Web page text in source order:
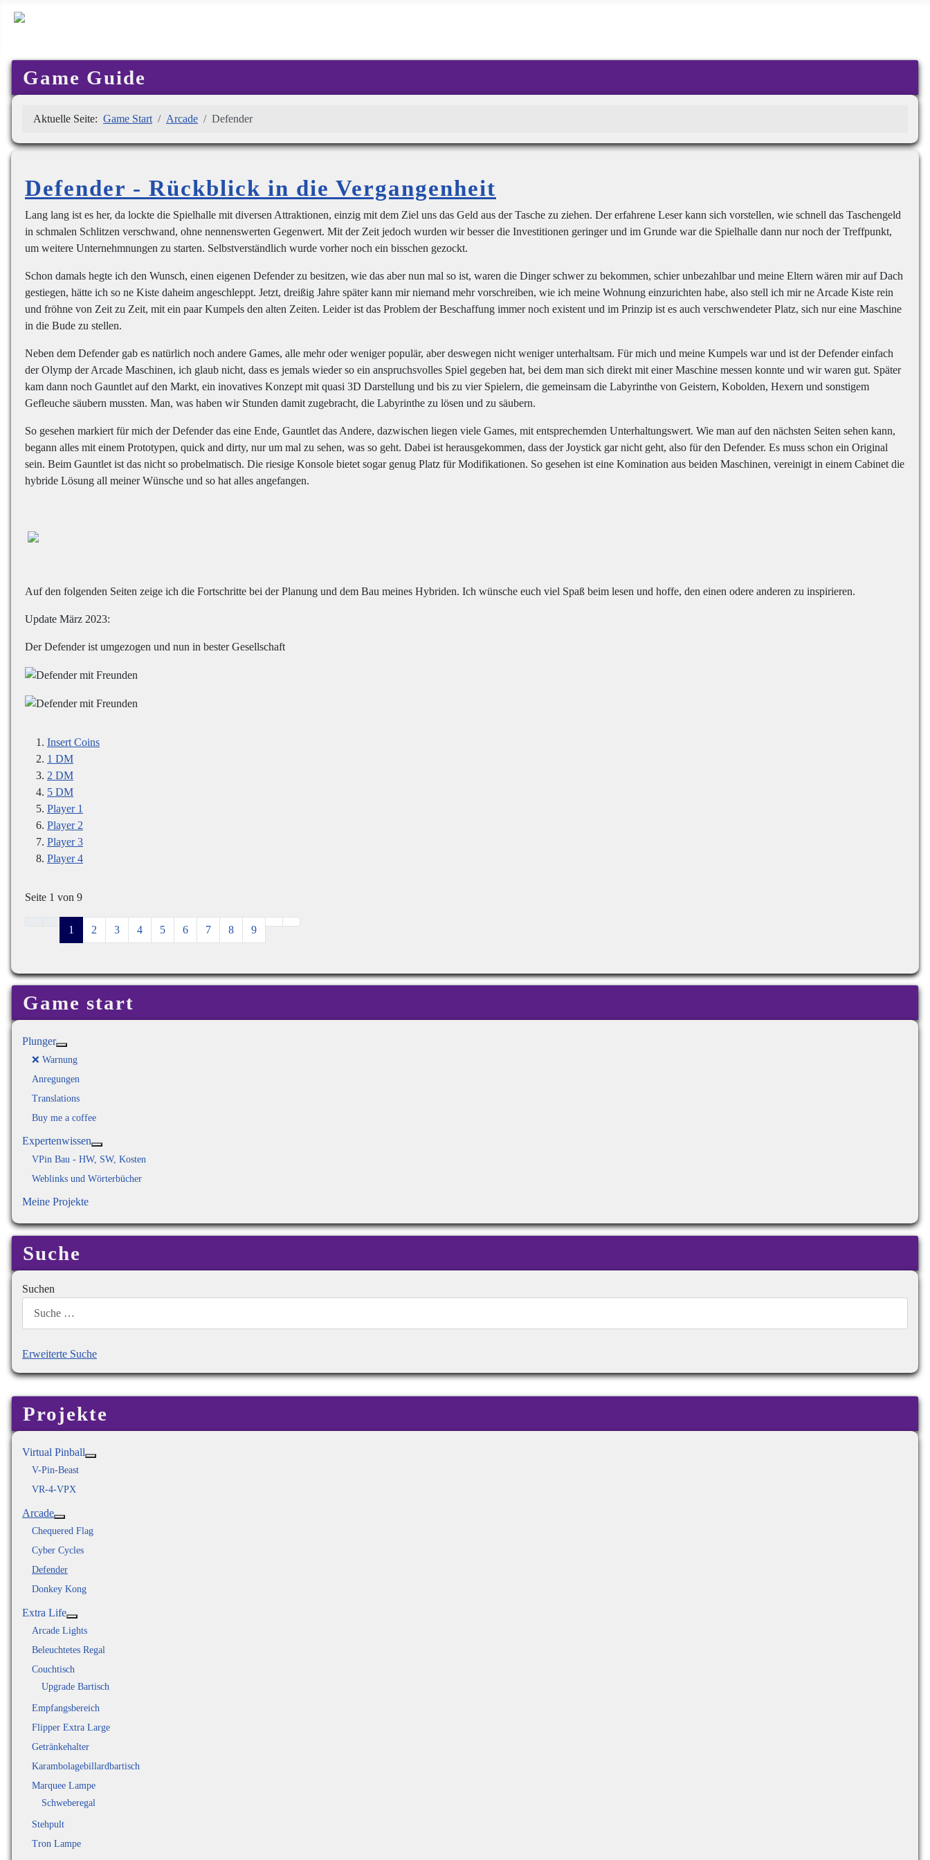
Game Guide
Aktuelle Seite: Game Start Arcade Defender
Projekte
Virtual Pinball
V-Pin-Beast
VR-4-VPX
Arcade
Chequered Flag
Cyber Cycles
Defender
Donkey Kong
Extra Life
Arcade Lights
Beleuchtetes Regal
Couchtisch
Upgrade Bartisch
Empfangsbereich
Flipper Extra Large
Getränkehalter
Karambolagebillardbartisch
Marquee Lampe
Schweberegal
Stehpult
Tron Lampe
Defender - Rückblick in die Vergangenheit
Lang lang ist es her, da lockte die Spielhalle mit diversen Attraktionen, einzig mit dem Ziel uns das Geld aus der Tasche zu ziehen. Der erfahrene Leser kann sich vorstellen, wie schnell das Taschengeld
in schmalen Schlitzen verschwand, ohne nennenswerten Gegenwert. Mit der Zeit jedoch wurden wir besser die Investitionen geringer und im Grunde war die Spielhalle dann nur noch der Treffpunkt,
um weitere Unternehmnungen zu starten. Selbstverständlich wurde vorher noch ein bisschen gezockt.
Schon damals hegte ich den Wunsch, einen eigenen Defender zu besitzen, wie das aber nun mal so ist, waren die Dinger schwer zu bekommen, schier unbezahlbar und meine Eltern wären mir auf Dach
gestiegen, hätte ich so ne Kiste daheim angeschleppt. Jetzt, dreißig Jahre später kann mir niemand mehr vorschreiben, wie ich meine Wohnung einzurichten habe, also stell ich mir ne Arcade Kiste rein
und fröhne von Zeit zu Zeit, mit ein paar Kumpels den alten Zeiten. Leider ist das Problem der Beschaffung immer noch existent und im Prinzip ist es auch verschwendeter Platz, sich nur eine Maschine
in die Bude zu stellen.
Neben dem Defender gab es natürlich noch andere Games, alle mehr oder weniger populär, aber deswegen nicht weniger unterhaltsam. Für mich und meine Kumpels war und ist der Defender einfach
der Olymp der Arcade Maschinen, ich glaub nicht, dass es jemals wieder so ein anspruchsvolles Spiel gegeben hat, bei dem man sich direkt mit einer Maschine messen konnte und wir waren gut. Später
kam dann noch Gauntlet auf den Markt, ein inovatives Konzept mit quasi 3D Darstellung und bis zu vier Spielern, die gemeinsam die Labyrinthe von Geistern, Kobolden, Hexern und sonstigem
Gefleuche säubern mussten. Man, was haben wir Stunden damit zugebracht, die Labyrinthe zu lösen und zu säubern.
So gesehen markiert für mich der Defender das eine Ende, Gauntlet das Andere, dazwischen liegen viele Games, mit entsprechemden Unterhaltungswert. Wie man auf den nächsten Seiten sehen kann,
begann alles mit einem Prototypen, quick and dirty, nur um mal zu sehen, was so geht. Dabei ist herausgekommen, dass der Joystick gar nicht geht, also für den Defender. Es muss schon ein Original
sein. Beim Gauntlet ist das nicht so probelmatisch. Die riesige Konsole bietet sogar genug Platz für Modifikationen. So gesehen ist eine Komination aus beiden Maschinen, vereinigt in einem Cabinet die
hybride Lösung all meiner Wünsche und so hat alles angefangen.
Auf den folgenden Seiten zeige ich die Fortschritte bei der Planung und dem Bau meines Hybriden. Ich wünsche euch viel Spaß beim lesen und hoffe, den einen odere anderen zu inspirieren.
Update März 2023:
Der Defender ist umgezogen und nun in bester Gesellschaft
Insert Coins
1 DM
2 DM
5 DM
Player 1
Player 2
Player 3
Player 4
Seite 1 von 9
1 2 3 4 5 6 7 8 9
Game start
Plunger
❌ Warnung
Anregungen
Translations
Buy me a coffee
Expertenwissen
VPin Bau - HW, SW, Kosten
Weblinks und Wörterbücher
Meine Projekte
Suche
Suchen
Erweiterte Suche